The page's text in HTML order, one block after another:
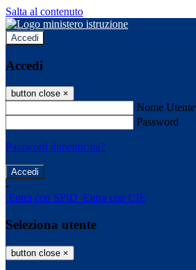
Salta al contenuto
Accedi
Accedi
button close ×
Nome Utente
Password
Password dimenticata?
-
Entra con SPID Entra con CIE
Seleziona utente
button close ×